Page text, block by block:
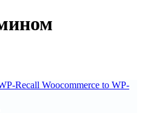
Recall Woocommerce to WP-